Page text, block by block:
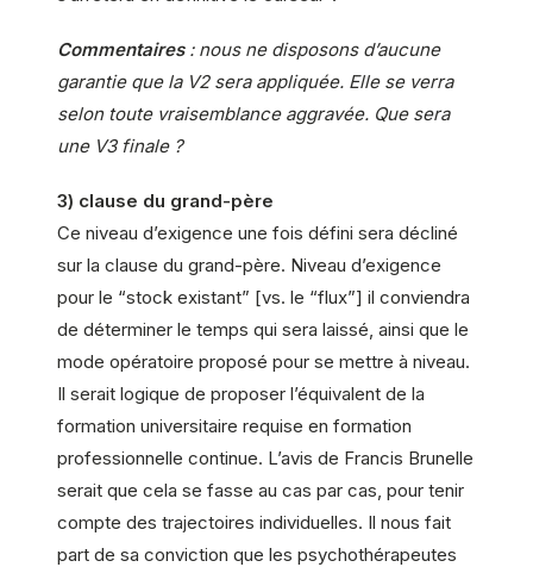
Commentaires: nous ne disposons d’aucune
garantie que la V2 sera appliquée. Elle se verra
selon toute vraisemblance aggravée. Que sera
une V3 finale ?
3) clause du grand-père
Ce niveau d’exigence une fois défini sera décliné
sur la clause du grand-père. Niveau d’exigence
pour le “stock existant” [vs. le “flux”] il conviendra
de déterminer le temps qui sera laissé, ainsi que le
mode opératoire proposé pour se mettre à niveau.
Il serait logique de proposer l’équivalent de la
formation universitaire requise en formation
professionnelle continue. L’avis de Francis Brunelle
serait que cela se fasse au cas par cas, pour tenir
compte des trajectoires individuelles. Il nous fait
part de sa conviction que les psychothérapeutes